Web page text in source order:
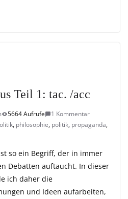
Teil 1: tac. /acc
5664 Aufrufe
1 Kommentar
, philosophie, politik, propaganda,
so ein Begriff, der in immer
Debatten auftaucht. In dieser
ich daher die
und Ideen aufarbeiten,